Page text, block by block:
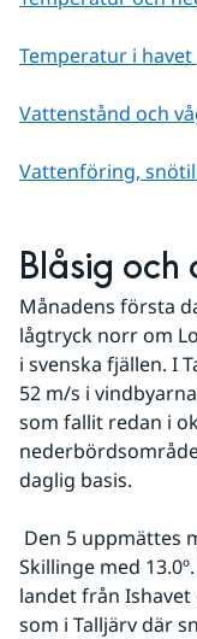
Temperatur i havet
Vattenstånd och
Vattenföring,
Blåsig och
Månadens första
lågtryck norr om
i svenska fjällen. I
52 m/s i
som fallit redan i
daglig basis.
Skillinge med
landet från
som i Talljärv där